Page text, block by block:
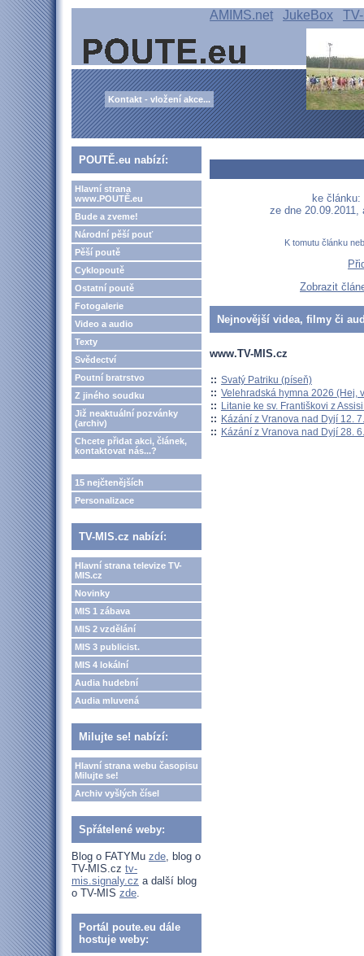
AMIMS.net JukeBox
Kontakt - vložení akce...
POUTĚ.eu nabízí:
Hlavní strana
www.POUTĚ.eu
Bude a zveme!
Národní pěší pouť
Pěší poutě
Cyklopoutě
Ostatní poutě
Fotogalerie
Video a audio
Texty
Svědectví
Poutní bratrstvo
Z jiného soudku
Již neaktuální pozvánky
(archiv)
Chcete přidat akci, článek,
kontaktovat nás...?
15 nejčtenějších
Personalizace
TV-MIS.cz nabízí:
Hlavní strana televize TV-
MIS.cz
Novinky
MIS 1 zábava
MIS 2 vzdělání
MIS 3 publicist.
MIS 4 lokální
Audia hudební
Audia mluvená
Milujte se! nabízí:
Hlavní strana webu časopisu
Milujte se!
Archiv vyšlých čísel
Spřátelené weby:
Blog o FATYMu zde, blog o
TV-MIS.cz tv-
mis.signaly.cz a další blog
o TV-MIS zde.
Portál poute.eu dále
hostuje weby:
ke
ze dne
K tomutu článku
Zobrazit
Nejnovější videa, filmy či
www.TV-MIS.cz
:: Svatý Patriku (píseň)
:: Velehradská hymna 2026 (Hej,
:: Litanie ke sv. Františkovi z
:: Kázání z Vranova nad Dyjí 12.
:: Kázání z Vranova nad Dyjí 28.